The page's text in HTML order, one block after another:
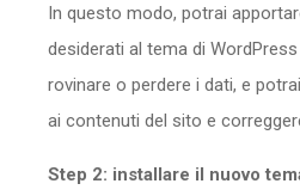
In questo modo, potrai
desiderati al tema di
rovinare o perdere i dati, e
ai contenuti del sito e
Step 2: installare il nuovo